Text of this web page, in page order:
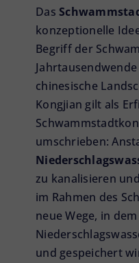
Das
konzeptionelle
Begriff der
chinesische
Kongjian gilt als
umschrieben:
zu kanalisieren
im Rahmen des
neue Wege, in
und gespeichert